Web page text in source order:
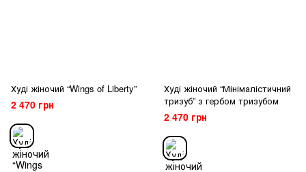
Худі жіночий “Wings of Liberty”
2 470 грн
Худі жіночий “Мінімалістичний
тризуб” з гербом тризубом
2 470 грн